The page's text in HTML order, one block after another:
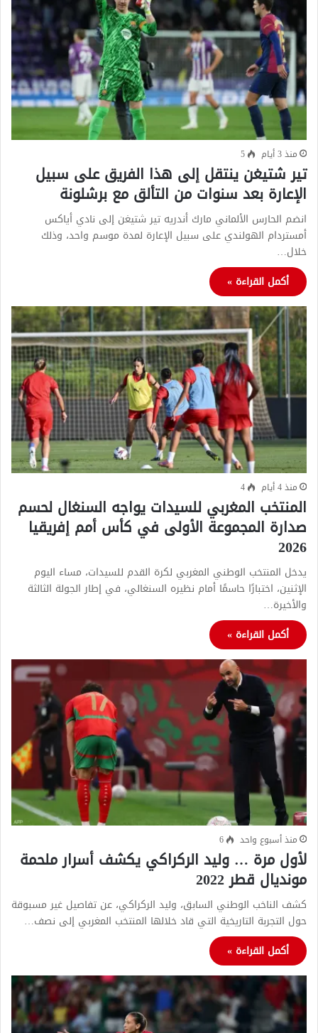
منذ 3 أيام 5
تير شتيغن ينتقل إلى هذا الفريق على سبيل
الإعارة بعد سنوات من التألق مع برشلونة
انضم الحارس الألماني مارك أندريه تير شتيغن إلى نادي أياكس
أمستردام الهولندي على سبيل الإعارة لمدة موسم واحد، وذلك
خلال…
أكمل القراءة »
منذ 4 أيام 4
المنتخب المغربي للسيدات يواجه السنغال لحسم
صدارة المجموعة الأولى في كأس أمم إفريقيا
2026
يدخل المنتخب الوطني المغربي لكرة القدم للسيدات، مساء اليوم
الإثنين، اختبارًا حاسمًا أمام نظيره السنغالي، في إطار الجولة الثالثة
والأخيرة…
أكمل القراءة »
منذ أسبوع واحد 6
لأول مرة … وليد الركراكي يكشف أسرار ملحمة
مونديال قطر 2022
كشف الناخب الوطني السابق، وليد الركراكي، عن تفاصيل غير مسبوقة
حول التجربة التاريخية التي قاد خلالها المنتخب المغربي إلى نصف…
أكمل القراءة »